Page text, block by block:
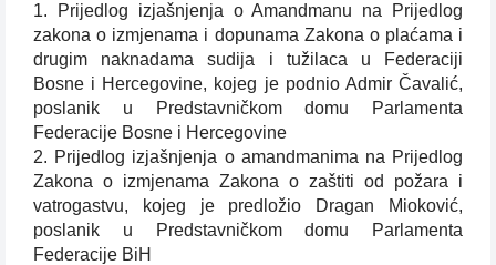
1. Prijedlog izjašnjenja o Amandmanu na Prijedlog
zakona o izmjenama i dopunama Zakona o plaćama i
drugim naknadama sudija i tužilaca u Federaciji
Bosne i Hercegovine, kojeg je podnio Admir Čavalić,
poslanik u Predstavničkom domu Parlamenta
Federacije Bosne i Hercegovine
2. Prijedlog izjašnjenja o amandmanima na Prijedlog
Zakona o izmjenama Zakona o zaštiti od požara i
vatrogastvu, kojeg je predložio Dragan Mioković,
poslanik u Predstavničkom domu Parlamenta
Federacije BiH